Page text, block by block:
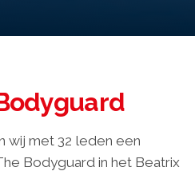
wij met 32 leden een
Bodyguard in het Beatrix